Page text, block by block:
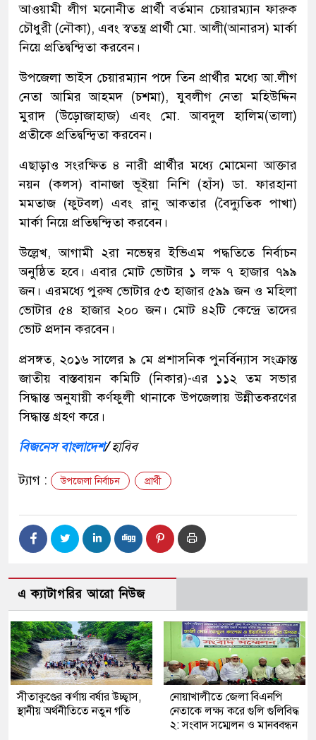
আওয়ামী লীগ মনোনীত প্রার্থী বর্তমান চেয়ারম্যান ফারুক
চৌধুরী (নৌকা), এবং স্বতন্ত্র প্রার্থী মো. আলী(আনারস) মার্কা
নিয়ে প্রতিদ্বন্দ্বিতা করবেন।
উপজেলা ভাইস চেয়ারম্যান পদে তিন প্রার্থীর মধ্যে আ.লীগ
নেতা আমির আহমদ (চশমা), যুবলীগ নেতা মহিউদ্দিন
মুরাদ (উড়োজাহাজ) এবং মো. আবদুল হালিম(তালা)
প্রতীকে প্রতিদ্বন্দ্বিতা করবেন।
এছাড়াও সংরক্ষিত ৪ নারী প্রার্থীর মধ্যে মোমেনা আক্তার
নয়ন (কলস) বানাজা ভূইয়া নিশি (হাঁস) ডা. ফারহানা
মমতাজ (ফুটবল) এবং রানু আকতার (বৈদ্যুতিক পাখা)
মার্কা নিয়ে প্রতিদ্বন্দ্বিতা করবেন।
উল্লেখ, আগামী ২রা নভেম্বর ইভিএম পদ্ধতিতে নির্বাচন
অনুষ্ঠিত হবে। এবার মোট ভোটার ১ লক্ষ ৭ হাজার ৭৯৯
জন। এরমধ্যে পুরুষ ভোটার ৫৩ হাজার ৫৯৯ জন ও মহিলা
ভোটার ৫৪ হাজার ২০০ জন। মোট ৪২টি কেন্দ্রে তাদের
ভোট প্রদান করবেন।
প্রসঙ্গত, ২০১৬ সালের ৯ মে প্রশাসনিক পুনর্বিন্যাস সংক্রান্ত
জাতীয় বাস্তবায়ন কমিটি (নিকার)-এর ১১২ তম সভার
সিদ্ধান্ত অনুযায়ী কর্ণফুলী থানাকে উপজেলায় উন্নীতকরণের
সিদ্ধান্ত গ্রহণ করে।
বিজনেস বাংলাদেশ/হাবিব
ট্যাগ : উপজেলা নির্বাচন প্রার্থী
এ ক্যাটাগরির আরো নিউজ
সীতাকুণ্ডের ঝর্ণায় বর্ষার উচ্ছ্বাস,
স্থানীয় অর্থনীতিতে নতুন গতি
নোয়াখালীতে জেলা বিএনপি
নেতাকে লক্ষ্য করে গুলি গুলিবিদ্ধ
২: সংবাদ সম্মেলন ও মানববন্ধন